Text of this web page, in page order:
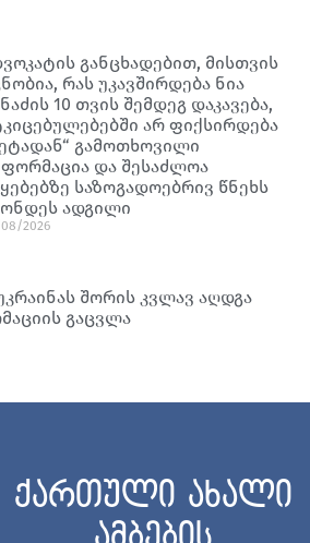
განცხადებით, მისთვის
რას უკავშირდება ნია
10 თვის შემდეგ დაკავება,
არ ფიქსირდება
გამოთხოვილი
და შესაძლოა
საზოგადოებრივ წნეხს
ადგილი
2026
შორის კვლავ აღდგა
გაცვლა
ქართული ახალი